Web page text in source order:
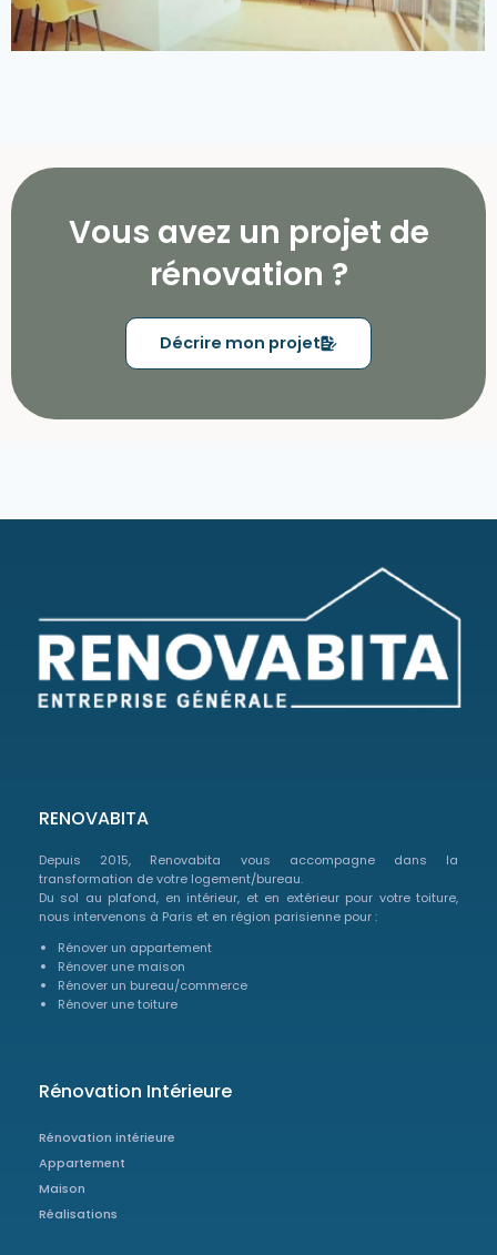
Vous avez un projet de
rénovation ?
Décrire mon projet
RENOVABITA
Depuis 2015, Renovabita vous accompagne dans la
transformation de votre logement/bureau.
Du sol au plafond, en intérieur, et en extérieur pour votre toiture,
nous intervenons à Paris et en région parisienne pour :
Rénover un appartement
Rénover une maison
Rénover un bureau/commerce
Rénover une toiture
Rénovation Intérieure
Rénovation intérieure
Appartement
Maison
Réalisations